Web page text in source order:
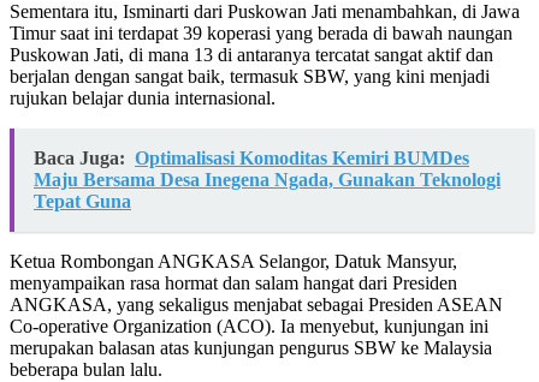
​Sementara itu, Isminarti dari Puskowan Jati menambahkan, di Jawa
Timur saat ini terdapat 39 koperasi yang berada di bawah naungan
Puskowan Jati, di mana 13 di antaranya tercatat sangat aktif dan
berjalan dengan sangat baik, termasuk SBW, yang kini menjadi
rujukan belajar dunia internasional.
Baca Juga: Optimalisasi Komoditas Kemiri BUMDes
Maju Bersama Desa Inegena Ngada, Gunakan Teknologi
Tepat Guna
​Ketua Rombongan ANGKASA Selangor, Datuk Mansyur,
menyampaikan rasa hormat dan salam hangat dari Presiden
ANGKASA, yang sekaligus menjabat sebagai Presiden ASEAN
Co-operative Organization (ACO). Ia menyebut, kunjungan ini
merupakan balasan atas kunjungan pengurus SBW ke Malaysia
beberapa bulan lalu.